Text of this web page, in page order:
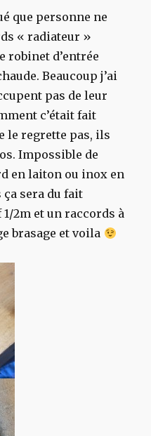
que personne ne
« radiateur »
robinet d’entrée
Beaucoup j’ai
pas de leur
c’était fait
le regrette pas, ils
Impossible de
en laiton ou inox en
ça sera du fait
2m et un raccords à
brasage et voila